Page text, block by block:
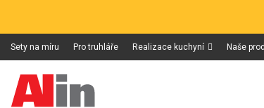
Sety na míru Pro truhláře Realizace kuchyní Naše